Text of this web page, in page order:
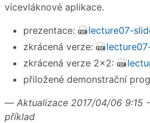
vícevláknové aplikace.
prezentace:
lecture07-
zkrácená verze:
zkrácená verze 2×2:
přiložené demonstrační
— Aktualizace 2017/04/06 9:15
příklad